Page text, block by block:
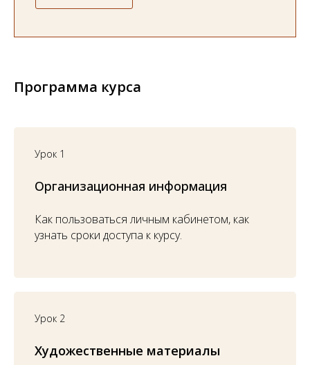
Программа курса
Урок 1
Организационная информация
Как пользоваться личным кабинетом, как
узнать сроки доступа к курсу.
Урок 2
Художественные материалы